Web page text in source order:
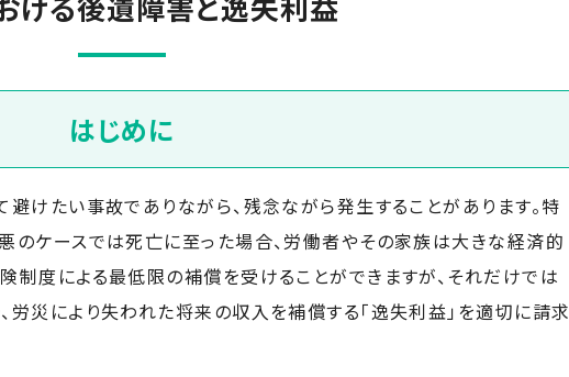
はじめに
避けたい事故でありながら、残念ながら発生することがあります。特
のケースでは死亡に至った場合、労働者やその家族は大きな経済的
制度による最低限の補償を受けることができますが、それだけでは
労災により失われた将来の収入を補償する「逸失利益」を適切に請求